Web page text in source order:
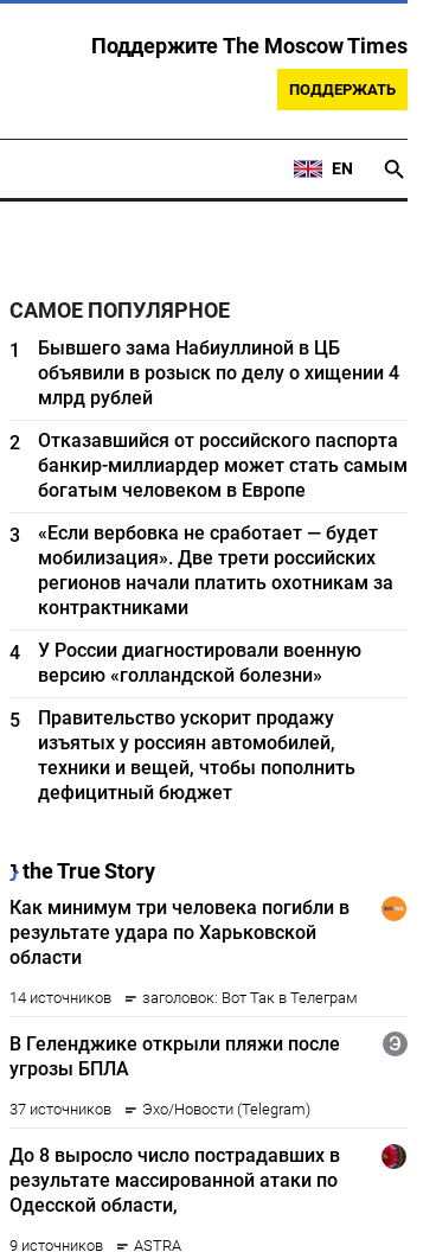
Поддержите The Moscow Times
ПОДДЕРЖАТЬ
EN
САМОЕ ПОПУЛЯРНОЕ
1
Бывшего зама Набиуллиной в ЦБ
объявили в розыск по делу о хищении 4
млрд рублей
2
Отказавшийся от российского паспорта
банкир-миллиардер может стать самым
богатым человеком в Европе
3
«Если вербовка не сработает — будет
мобилизация». Две трети российских
регионов начали платить охотникам за
контрактниками
4
У России диагностировали военную
версию «голландской болезни»
5
Правительство ускорит продажу
изъятых у россиян автомобилей,
техники и вещей, чтобы пополнить
дефицитный бюджет